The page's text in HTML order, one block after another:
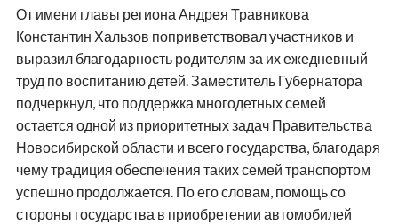
От имени главы региона Андрея Травникова
Константин Хальзов поприветствовал участников и
выразил благодарность родителям за их ежедневный
труд по воспитанию детей. Заместитель Губернатора
подчеркнул, что поддержка многодетных семей
остается одной из приоритетных задач Правительства
Новосибирской области и всего государства, благодаря
чему традиция обеспечения таких семей транспортом
успешно продолжается. По его словам, помощь со
стороны государства в приобретении автомобилей